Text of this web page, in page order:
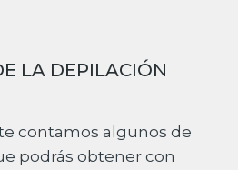
LA DEPILACIÓN
contamos algunos de
podrás obtener con